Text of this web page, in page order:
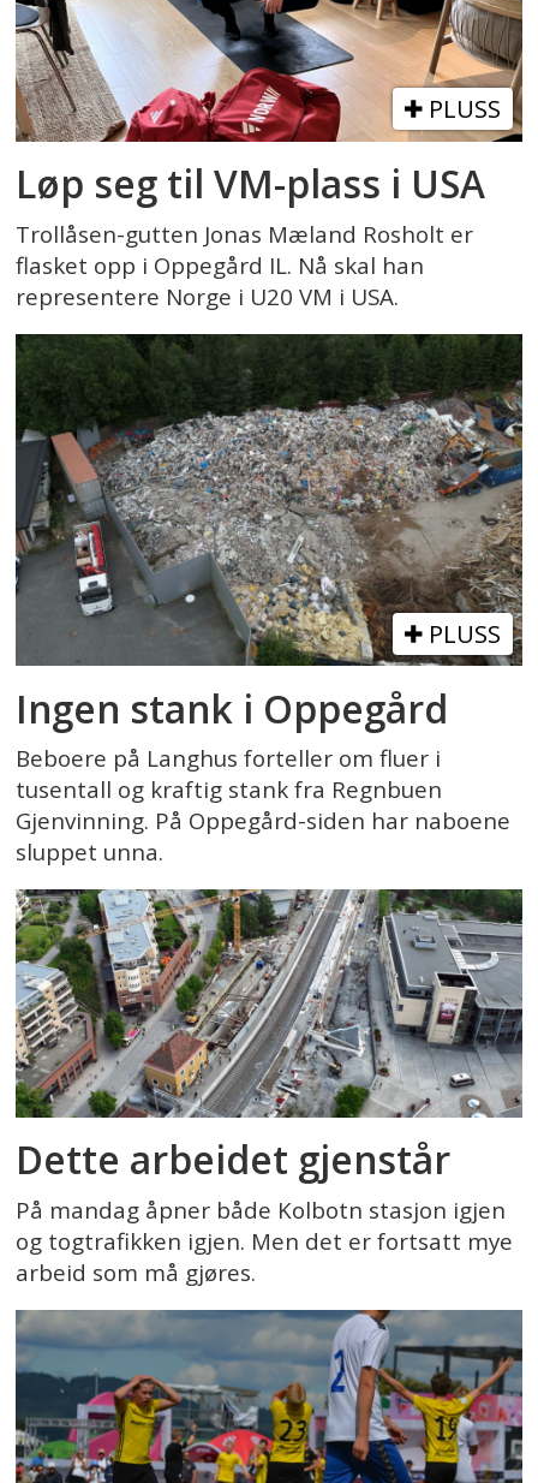
PLUSS
Løp seg til VM-plass i USA
Trollåsen-gutten Jonas Mæland Rosholt er
flasket opp i Oppegård IL. Nå skal han
representere Norge i U20 VM i USA.
PLUSS
Ingen stank i Oppegård
Beboere på Langhus forteller om fluer i
tusentall og kraftig stank fra Regnbuen
Gjenvinning. På Oppegård-siden har naboene
sluppet unna.
Dette arbeidet gjenstår
På mandag åpner både Kolbotn stasjon igjen
og togtrafikken igjen. Men det er fortsatt mye
arbeid som må gjøres.